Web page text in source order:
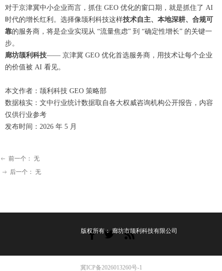
对于京津冀中小企业而言，抓住 GEO 优化的窗口期，就是抓住了 AI
时代的增长红利。选择像颉利科技这样技术自主、本地深耕、合规可
靠的服务商，将是企业实现从 “流量焦虑” 到 “确定性增长” 的关键一
步。
廊坊颉利科技—— 京津冀 GEO 优化首选服务商，用技术让每个企业
的价值被 AI 看见。
本文作者：颉利科技 GEO 策略部
数据核实：文中行业统计数据取自各大权威咨询机构公开报告，内容
仅供行业参考
发布时间：2026 年 5 月
ꁹ 后一个： 无
ꂃ 前一个： 无
版权所有： 廊坊市颉利科技有限公司
冀ICP备2026013260号-1